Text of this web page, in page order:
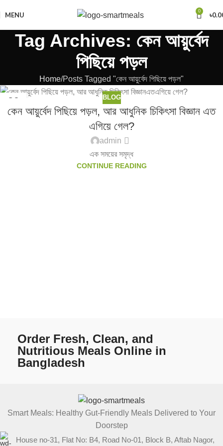
MENU 0 ৳
Tag Archives: কেন আয়ুর্বেদ
পিছিয়ে পড়ল
Home Posts Tagged "কেন আয়ুর্বেদ পিছিয়ে পড়ল"
29
MAR
BLOG
কেন আয়ুর্বেদ পিছিয়ে পড়ল, আর আধুনিক চিকিৎসা বিজ্ঞান এত
এগিয়ে গেল?
admin
এক সময়ের সমৃদ্ধ
CONTINUE READING
Order Fresh, Clean, and
Nutritious Meals Online in
Bangladesh
Smart Meals: Healthy Gut-Friendly Meals Delivered to Your
Doorstep
House no-31, Flat No: B4, Road No-01, Block B, Aftab Nagor,